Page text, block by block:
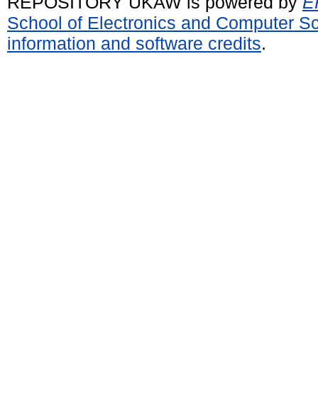
School of Electronics and Computer
information and software credits.